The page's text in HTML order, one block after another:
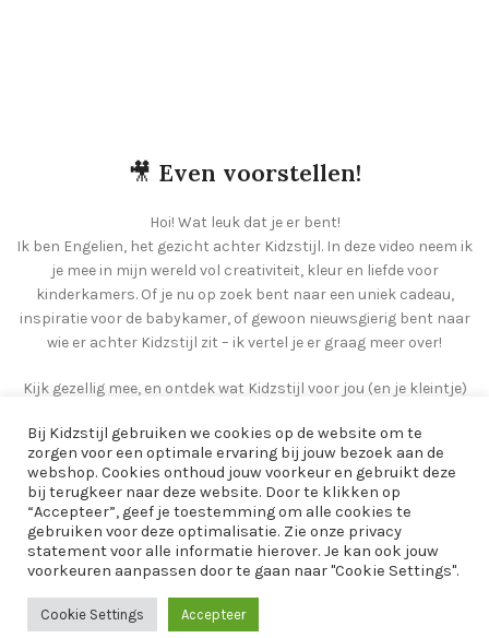
🎥 Even voorstellen!
Hoi! Wat leuk dat je er bent!
Ik ben Engelien, het gezicht achter Kidzstijl. In deze video neem ik
je mee in mijn wereld vol creativiteit, kleur en liefde voor
kinderkamers. Of je nu op zoek bent naar een uniek cadeau,
inspiratie voor de babykamer, of gewoon nieuwsgierig bent naar
wie er achter Kidzstijl zit – ik vertel je er graag meer over!
Kijk gezellig mee, en ontdek wat Kidzstijl voor jou (en je kleintje)
Bij Kidzstijl gebruiken we cookies op de website om te
zorgen voor een optimale ervaring bij jouw bezoek aan de
webshop. Cookies onthoud jouw voorkeur en gebruikt deze
bij terugkeer naar deze website. Door te klikken op
“Accepteer”, geef je toestemming om alle cookies te
gebruiken voor deze optimalisatie. Zie onze privacy
statement voor alle informatie hierover. Je kan ook jouw
voorkeuren aanpassen door te gaan naar "Cookie Settings".
Cookie Settings Accepteer